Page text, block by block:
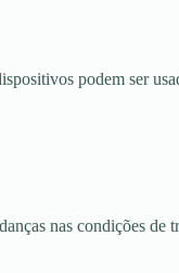
podem ser
nas condições de